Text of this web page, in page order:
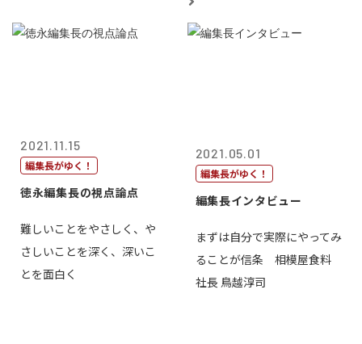
2021.11.15
編集長がゆく！
徳永編集長の視点論点
難しいことをやさしく、や
さしいことを深く、深いこ
とを面白く
2021.05.01
編集長がゆく！
編集長インタビュー
まずは自分で実際にやってみ
ることが信条 相模屋食料
社長 鳥越淳司